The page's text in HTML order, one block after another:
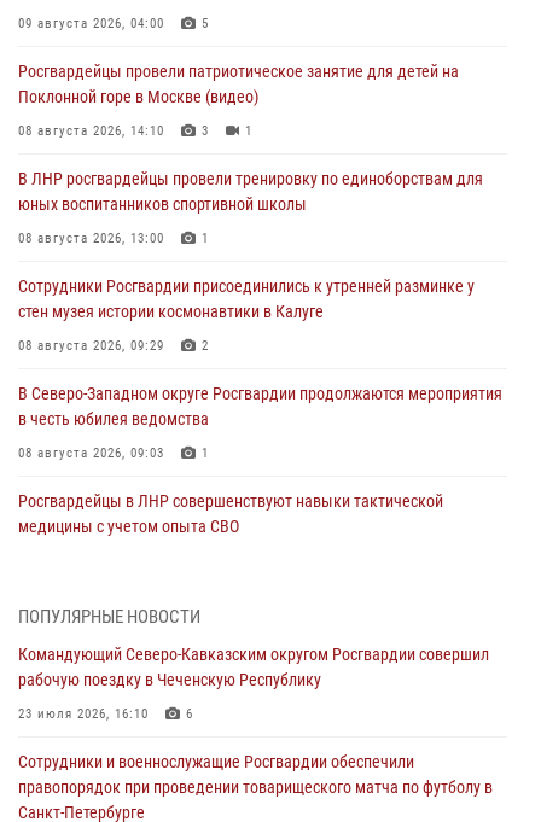
09 августа 2026, 04:00 5
Росгвардейцы провели патриотическое занятие для детей на
Поклонной горе в Москве (видео)
08 августа 2026, 14:10 3 1
В ЛНР росгвардейцы провели тренировку по единоборствам для
юных воспитанников спортивной школы
08 августа 2026, 13:00 1
Сотрудники Росгвардии присоединились к утренней разминке у
стен музея истории космонавтики в Калуге
08 августа 2026, 09:29 2
В Северо-Западном округе Росгвардии продолжаются мероприятия
в честь юбилея ведомства
08 августа 2026, 09:03 1
Росгвардейцы в ЛНР совершенствуют навыки тактической
медицины с учетом опыта СВО
Военнослужащие Софринской бригады Росгвардии встретились с
дорогой к Победе в СВО» (видео)
08 августа 2026, 07:00
настольному теннису ко Дню физкультурника
08 августа 2026, 07:00
ПОПУЛЯРНЫЕ НОВОСТИ
Командующий Северо-Кавказским округом Росгвардии совершил
рабочую поездку в Чеченскую Республику
23 июля 2026, 16:10 6
Сотрудники и военнослужащие Росгвардии обеспечили
правопорядок при проведении товарищеского матча по футболу в
Санкт-Петербурге